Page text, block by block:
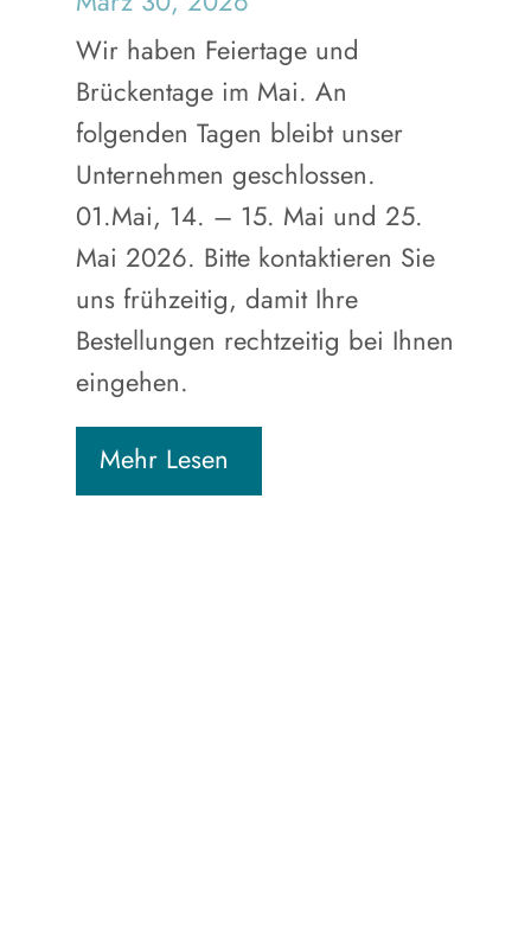
Wir haben Feiertage und
Brückentage im Mai. An
folgenden Tagen bleibt unser
Unternehmen geschlossen.
01.Mai, 14. – 15. Mai und 25.
Mai 2026. Bitte kontaktieren Sie
uns frühzeitig, damit Ihre
Bestellungen rechtzeitig bei Ihnen
eingehen.
Mehr Lesen